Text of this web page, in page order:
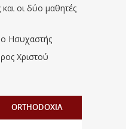
οι δύο μαθητές
ο Ησυχαστής
Χριστού
ORTHODOXIA